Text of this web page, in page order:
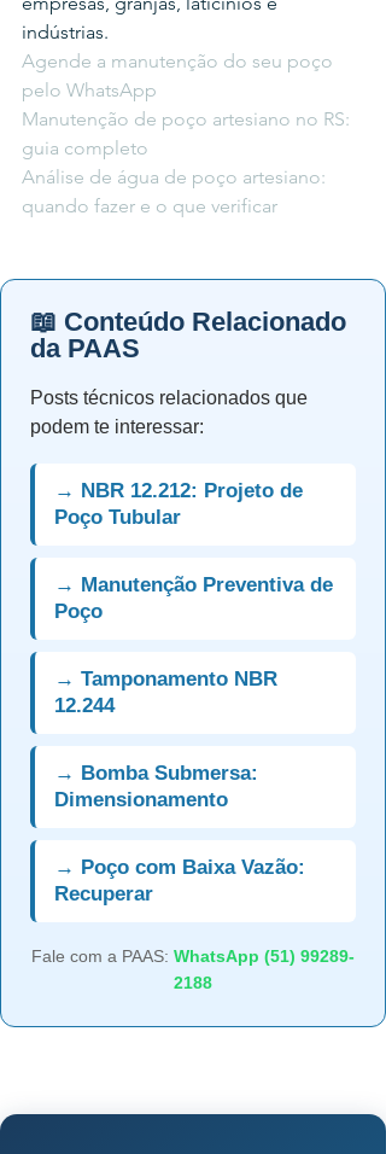
indústrias.
Agende a manutenção do seu poço
pelo WhatsApp
Manutenção de poço artesiano no RS:
guia completo
Análise de água de poço artesiano:
quando fazer e o que verificar
📖 Conteúdo Relacionado
da PAAS
Posts técnicos relacionados que
podem te interessar:
→ NBR 12.212: Projeto de
Poço Tubular
→ Manutenção Preventiva de
Poço
→ Tamponamento NBR
12.244
→ Bomba Submersa:
Dimensionamento
→ Poço com Baixa Vazão:
Recuperar
Fale com a PAAS: WhatsApp (51) 99289-
2188